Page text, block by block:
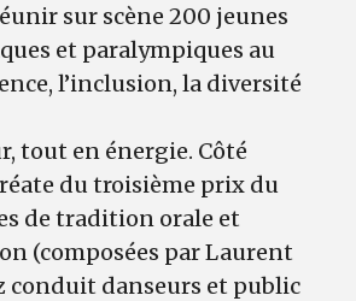
sur scène 200 jeunes
et paralympiques au
l’inclusion, la diversité
tout en énergie. Côté
du troisième prix du
de tradition orale et
(composées par Laurent
conduit danseurs et public